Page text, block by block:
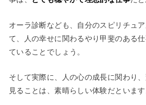
オーラ診断なども、自分のスピリチュ
て、人の幸せに関わるやり甲斐のある
ていることでしょう。
そして実際に、人の心の成長に関わり
見ることは、素晴らしい体験だといます